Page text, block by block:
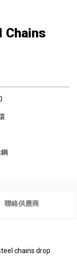
Chains
聯絡供應商
chains drop